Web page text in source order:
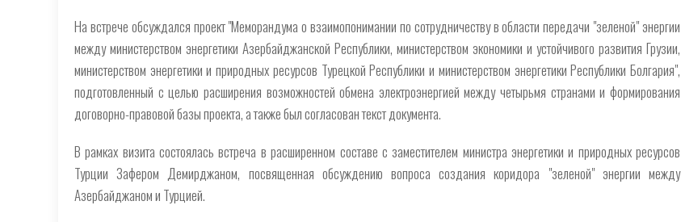
На встрече обсуждался проект "Меморандума о взаимопонимании по сотрудничеству в области передачи "зеленой" энергии
между министерством энергетики Азербайджанской Республики, министерством экономики и устойчивого развития Грузии,
министерством энергетики и природных ресурсов Турецкой Республики и министерством энергетики Республики Болгария",
подготовленный с целью расширения возможностей обмена электроэнергией между четырьмя странами и формирования
договорно-правовой базы проекта, а также был согласован текст документа.
В рамках визита состоялась встреча в расширенном составе с заместителем министра энергетики и природных ресурсов
Турции Зафером Демирджаном, посвященная обсуждению вопроса создания коридора "зеленой" энергии между
Азербайджаном и Турцией.